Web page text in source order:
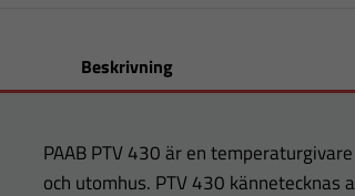
Beskrivning
PAAB PTV 430 är en
och utomhus. PTV 430